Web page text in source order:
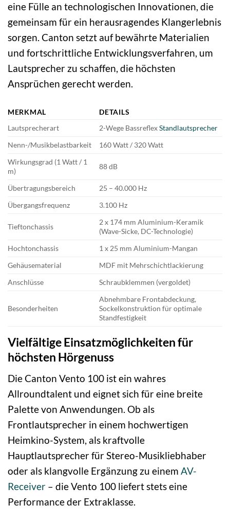
eine Fülle an technologischen Innovationen, die
gemeinsam für ein herausragendes Klangerlebnis
sorgen. Canton setzt auf bewährte Materialien
und fortschrittliche Entwicklungsverfahren, um
Lautsprecher zu schaffen, die höchsten
Ansprüchen gerecht werden.
MERKMAL
DETAILS
Lautsprecherart
2-Wege BassreflexStandlautsprecher
Nenn-/Musikbelastbarkeit
160 Watt / 320 Watt
Wirkungsgrad (1 Watt / 1
m)
88 dB
Übertragungsbereich
25 – 40.000 Hz
Übergangsfrequenz
3.100 Hz
Tieftonchassis
2 x 174 mm Aluminium-Keramik
(Wave-Sicke, DC-Technologie)
Hochtonchassis
1 x 25 mm Aluminium-Mangan
Gehäusematerial
MDF mit Mehrschichtlackierung
Anschlüsse
Schraubklemmen (vergoldet)
Besonderheiten
Abnehmbare Frontabdeckung,
Sockelkonstruktion für optimale
Standfestigkeit
Vielfältige Einsatzmöglichkeiten für
höchsten Hörgenuss
Die Canton Vento 100 ist ein wahres
Allroundtalent und eignet sich für eine breite
Palette von Anwendungen. Ob als
Frontlautsprecher in einem hochwertigen
Heimkino-System, als kraftvolle
Hauptlautsprecher für Stereo-Musikliebhaber
oder als klangvolle Ergänzung zu einem AV-
Receiver – die Vento 100 liefert stets eine
Performance der Extraklasse.